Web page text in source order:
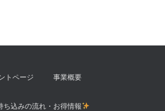
トページ 事業概要
ち込みの流れ・お得情報